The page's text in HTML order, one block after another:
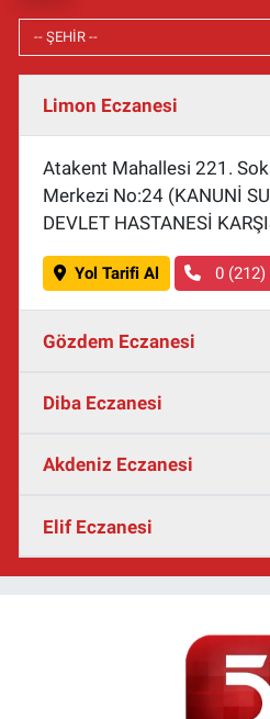
Limon Eczanesi
Atakent Mahallesi 221.
Merkezi No:24 (KANUNİ
DEVLET HASTANESİ
Yol Tarifi Al 0 (212)
Gözdem Eczanesi
Diba Eczanesi
Akdeniz Eczanesi
Elif Eczanesi